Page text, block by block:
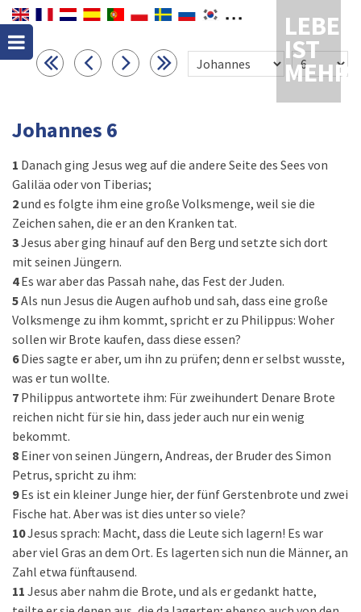
LEBEN
IST
MEHR
Johannes 6
1 Danach ging Jesus weg auf die andere Seite des Sees von
Galiläa oder von Tiberias;
2und es folgte ihm eine große Volksmenge, weil sie die
Zeichen sahen, die er an den Kranken tat.
3Jesus aber ging hinauf auf den Berg und setzte sich dort
mit seinen Jüngern.
4 Es war aber das Passah nahe, das Fest der Juden.
5Als nun Jesus die Augen aufhob und sah, dass eine große
Volksmenge zu ihm kommt, spricht er zu Philippus: Woher
sollen wir Brote kaufen, dass diese essen?
6 Dies sagte er aber, um ihn zu prüfen; denn er selbst wusste,
was er tun wollte.
7 Philippus antwortete ihm: Für zweihundert Denare Brote
reichen nicht für sie hin, dass jeder auch nur ein wenig
bekommt.
8 Einer von seinen Jüngern, Andreas, der Bruder des Simon
Petrus, spricht zu ihm:
9 Es ist ein kleiner Junge hier, der fünf Gerstenbrote und zwei
Fische hat. Aber was ist dies unter so viele?
10Jesus sprach: Macht, dass die Leute sich lagern! Es war
aber viel Gras an dem Ort. Es lagerten sich nun die Männer, an
Zahl etwa fünftausend.
11 Jesus aber nahm die Brote, und als er gedankt hatte,